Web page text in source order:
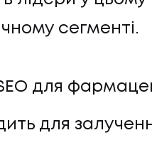
сегменті.
для
для